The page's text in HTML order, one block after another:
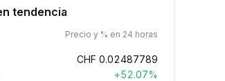
tendencia
Precio y % en 24 horas
CHF 0.02487789
+52.07%